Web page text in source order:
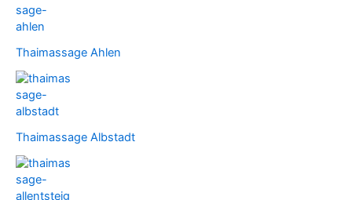
Thaimassage Ahlen
Thaimassage Albstadt